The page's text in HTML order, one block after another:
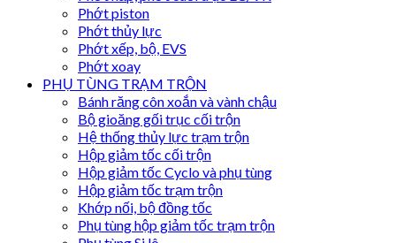
Phớt piston
Phớt thủy lực
Phớt xếp, bộ, EVS
Phớt xoay
PHỤ TÙNG TRẠM TRỘN
Bánh răng côn xoắn và vành chậu
Bộ gioăng gối trục cối trộn
Hệ thống thủy lực trạm trộn
Hộp giảm tốc cối trộn
Hộp giảm tốc Cyclo và phụ tùng
Hộp giảm tốc trạm trộn
Khớp nối, bộ đồng tốc
Phụ tùng hộp giảm tốc trạm trộn